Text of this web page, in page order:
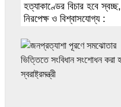
হত্যাকাণ্ডের বিচার হবে স্বচ্ছ,
নিরপেক্ষ ও বিশ্বাসযোগ্য :